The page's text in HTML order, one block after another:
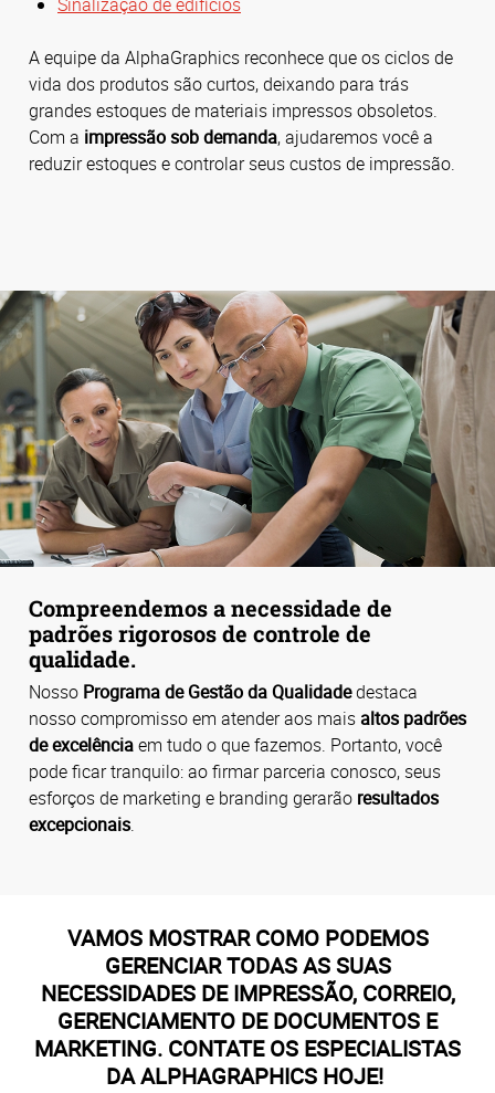
A equipe da AlphaGraphics reconhece que os ciclos de
vida dos produtos são curtos, deixando para trás
grandes estoques de materiais impressos obsoletos.
Com a impressão sob demanda, ajudaremos você a
reduzir estoques e controlar seus custos de impressão.
Compreendemos a necessidade de
padrões rigorosos de controle de
qualidade.
Nosso Programa de Gestão da Qualidadedestaca
nosso compromisso em atender aos maisaltos padrões
de excelênciaem tudo o que fazemos. Portanto, você
pode ficar tranquilo: ao firmar parceria conosco, seus
esforços de marketing e branding gerarão resultados
excepcionais.
VAMOS MOSTRAR COMO PODEMOS
GERENCIAR TODAS AS SUAS
NECESSIDADES DE IMPRESSÃO, CORREIO,
GERENCIAMENTO DE DOCUMENTOS E
MARKETING. CONTATE OS ESPECIALISTAS
DA ALPHAGRAPHICS HOJE!